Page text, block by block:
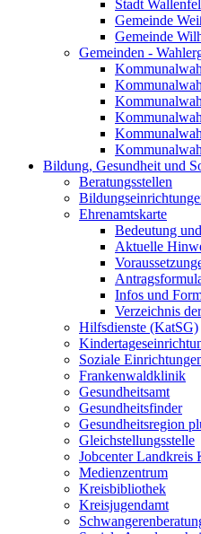
Stadt
Gemeinde
Gemeinde
Gemeinden -
Bildung, Gesundheit und
Beratungsstellen
Ehrenamtskarte
Bedeutung
Aktuelle
Infos und
Verzeichnis
Hilfsdienste (KatSG)
Soziale
Frankenwaldklinik
Gesundheitsamt
Gesundheitsfinder
Gesundheitsregion
Gleichstellungsstelle
Jobcenter Landkreis
Medienzentrum
Kreisbibliothek
Kreisjugendamt